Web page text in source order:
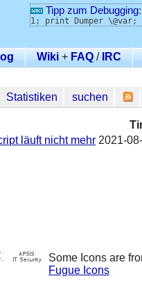
Tipp zum Debugging:
1; print Dumper \@var;
Wiki+ FAQ /IRC
Statistiken suchen
läuft nicht mehr 2021-
Some Icons are
Fugue Icons